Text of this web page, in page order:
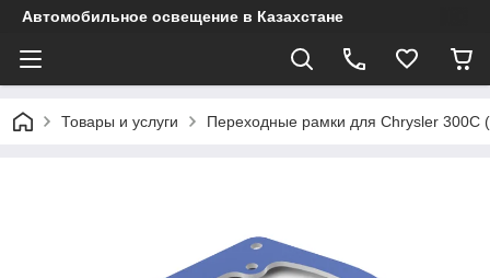
Автомобильное освещение в Казахстане
Товары и услуги Переходные рамки для Chrysler 300C